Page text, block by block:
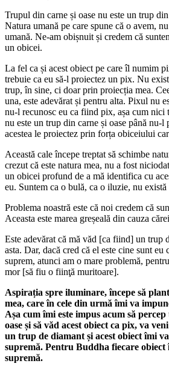
Trupul din carne și oase nu este un trup
Natura umană pe care spune că o avem,
umană. Ne-am obișnuit și credem că
un obicei.
La fel ca și acest obiect pe care îl numim
trebuie ca eu să-l proiectez un pix. Nu
trup, în sine, ci doar prin proiecția mea.
una, este adevărat și pentru alta. Pixul nu
nu-l recunosc eu ca fiind pix, așa cum nici
nu este un trup din carne și oase până nu-l
acestea le proiectez prin forța obiceiului
Această cale începe treptat să schimbe
crezut că este natura mea, nu a fost
un obicei profund de a mă identifica cu
eu. Suntem ca o bulă, ca o iluzie, nu
Problema noastră este că noi credem că
Aceasta este marea greșeală din cauza
Este adevărat că mă văd [ca fiind] un trup
asta. Dar, dacă cred că el este cine sunt eu
suprem, atunci am o mare problemă,
mor [să fiu o fiinţă muritoare].
Aspirația spre iluminare, începe să
mea, care în cele din urmă îmi va
Așa cum îmi este impus acum să
oase și să văd acest obiect ca pix, va
un trup de diamant și acest obiect îmi
supremă. Pentru Buddha fiecare obiect
supremă.